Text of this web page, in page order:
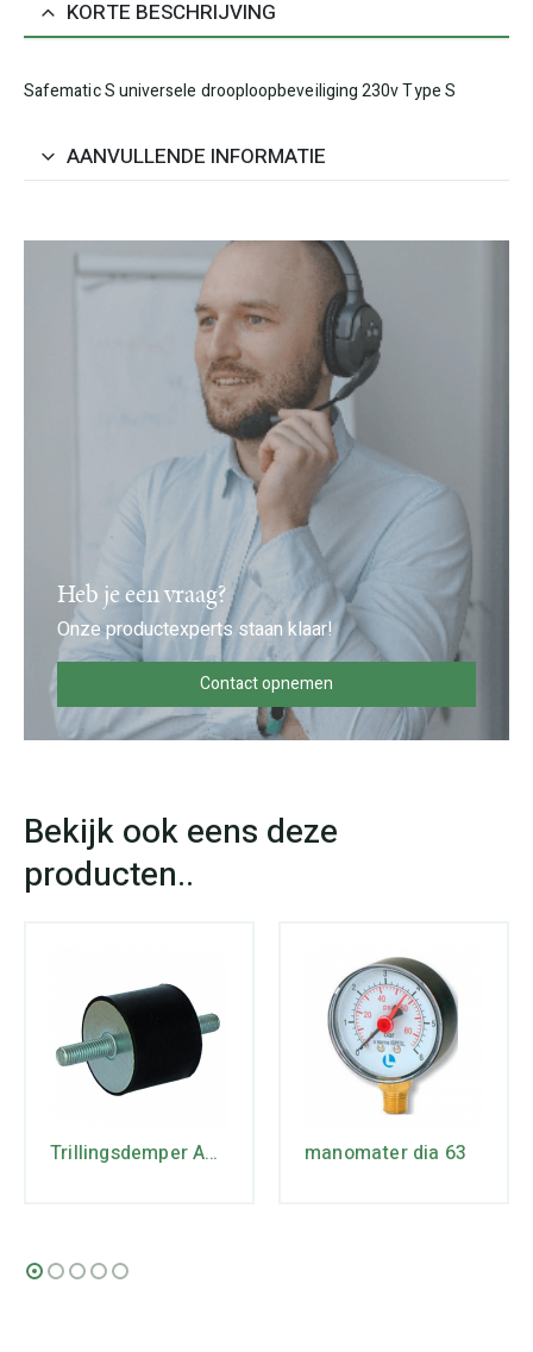
KORTE BESCHRIJVING
Safematic S universele drooploopbeveiliging 230v Type S
AANVULLENDE INFORMATIE
Heb je een vraag?
Onze productexperts staan klaar!
Contact opnemen
Trillingsdemper A50/30 manomater dia 63